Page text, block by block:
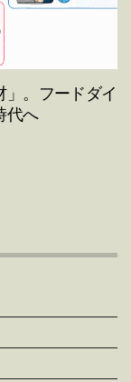
。フードダイ
代へ